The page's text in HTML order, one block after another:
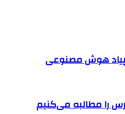
هوش مصنوعی
را مطالبه‌ می‌کنیم